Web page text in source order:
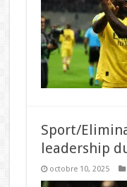
Sport/
leadership
octobre 10, 2025